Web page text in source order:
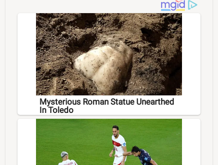
Mysterious Roman Statue Unearthed
In Toledo